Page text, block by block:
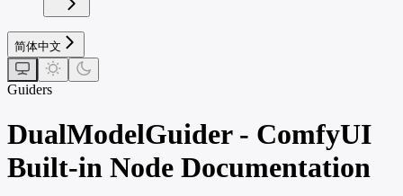
简体中文
Guiders
DualModelGuider - ComfyUI
Built-in Node Documentation